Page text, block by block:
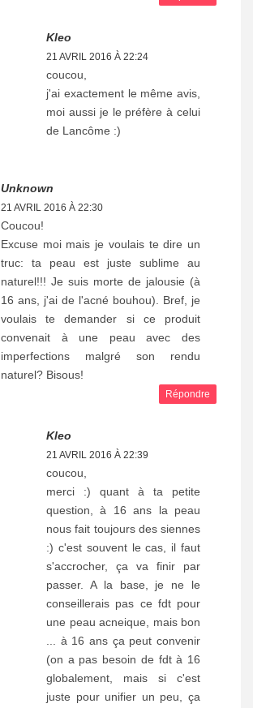
Kleo
21 AVRIL 2016 À 22:24
coucou,
j'ai exactement le même avis,
moi aussi je le préfère à celui
de Lancôme :)
Unknown
21 AVRIL 2016 À 22:30
Coucou!
Excuse moi mais je voulais te dire un
truc: ta peau est juste sublime au
naturel!!! Je suis morte de jalousie (à
16 ans, j'ai de l'acné bouhou). Bref, je
voulais te demander si ce produit
convenait à une peau avec des
imperfections malgré son rendu
naturel? Bisous!
Répondre
Kleo
21 AVRIL 2016 À 22:39
coucou,
merci :) quant à ta petite
question, à 16 ans la peau
nous fait toujours des siennes
:) c'est souvent le cas, il faut
s'accrocher, ça va finir par
passer. A la base, je ne le
conseillerais pas ce fdt pour
une peau acneique, mais bon
... à 16 ans ça peut convenir
(on a pas besoin de fdt à 16
globalement, mais si c'est
juste pour unifier un peu, ça